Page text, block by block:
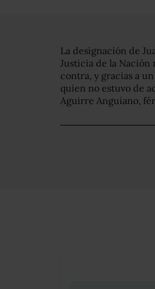
La designación de
Justicia de la Nación
contra, y gracias a
quien no estuvo de
Aguirre Anguiano,